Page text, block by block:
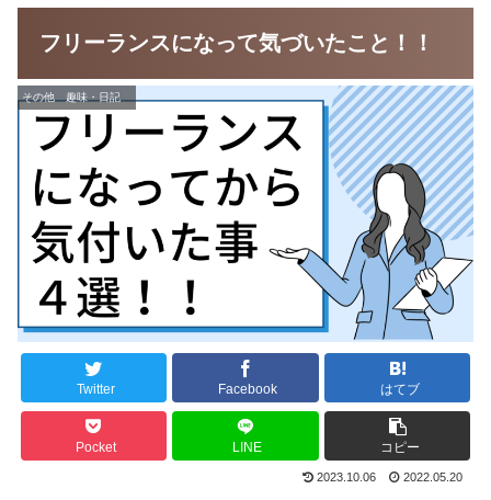
フリーランスになって気づいたこと！！
その他 趣味・日記
Twitter Facebook はてブ
Pocket LINE コピー
2023.10.06 2022.05.20